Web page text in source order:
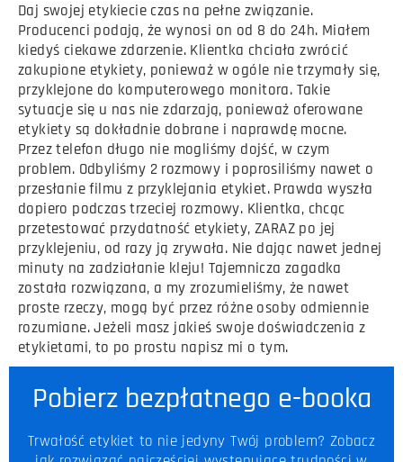
Daj swojej etykiecie czas na pełne związanie.
Producenci podają, że wynosi on od 8 do 24h. Miałem
kiedyś ciekawe zdarzenie. Klientka chciała zwrócić
zakupione etykiety, ponieważ w ogóle nie trzymały się,
przyklejone do komputerowego monitora. Takie
sytuacje się u nas nie zdarzają, ponieważ oferowane
etykiety są dokładnie dobrane i naprawdę mocne.
Przez telefon długo nie mogliśmy dojść, w czym
problem. Odbyliśmy 2 rozmowy i poprosiliśmy nawet o
przesłanie filmu z przyklejania etykiet. Prawda wyszła
dopiero podczas trzeciej rozmowy. Klientka, chcąc
przetestować przydatność etykiety, ZARAZ po jej
przyklejeniu, od razy ją zrywała. Nie dając nawet jednej
minuty na zadziałanie kleju! Tajemnicza zagadka
została rozwiązana, a my zrozumieliśmy, że nawet
proste rzeczy, mogą być przez różne osoby odmiennie
rozumiane. Jeżeli masz jakieś swoje doświadczenia z
etykietami, to po prostu napisz mi o tym.
Pobierz bezpłatnego e-booka
Trwałość etykiet to nie jedyny Twój problem? Zobacz